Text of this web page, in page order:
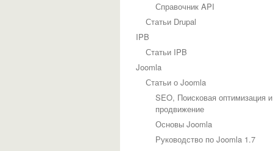
Справочник API
Статьи Drupal
IPB
Статьи IPB
Joomla
Статьи о Joomla
SEO, Поисковая оптимизация и
продвижение
Основы Joomla
Руководство по Joomla 1.7